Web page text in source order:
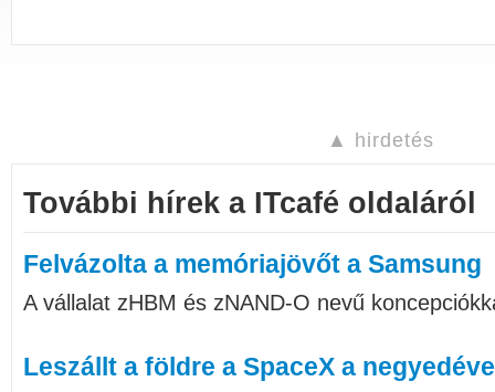
▲ hirdetés
További hírek a ITcafé oldaláról
Felvázolta a memóriajövőt a Samsung
A vállalat zHBM és zNAND-O nevű
Leszállt a földre a SpaceX a